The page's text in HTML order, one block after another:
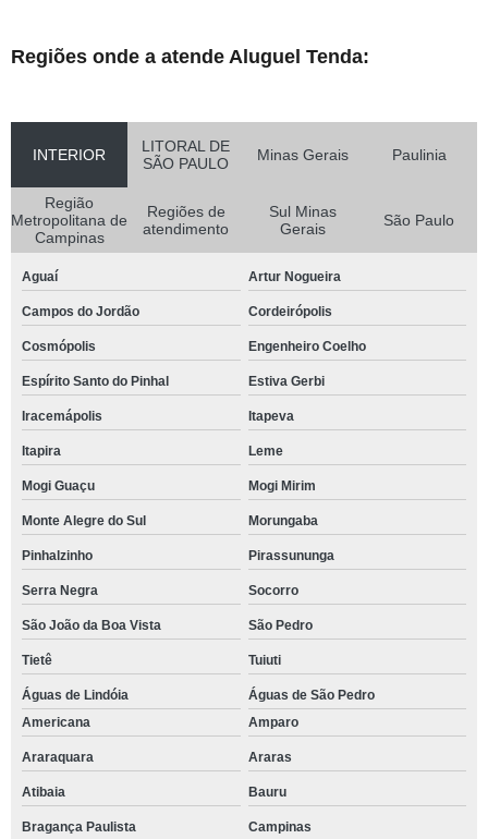
Regiões onde a atende Aluguel Tenda:
INTERIOR
LITORAL DE
SÃO PAULO
Minas Gerais Paulinia
Região
Metropolitana de
Campinas
Regiões de
atendimento
Sul Minas
Gerais
São Paulo
Aguaí Artur Nogueira
Campos do Jordão Cordeirópolis
Cosmópolis Engenheiro Coelho
Espírito Santo do Pinhal Estiva Gerbi
Iracemápolis Itapeva
Itapira Leme
Mogi Guaçu Mogi Mirim
Monte Alegre do Sul Morungaba
Pinhalzinho Pirassununga
Serra Negra Socorro
São João da Boa Vista São Pedro
Tietê Tuiuti
Águas de Lindóia
Águas de São Pedro
Americana
Amparo
Araraquara Araras
Atibaia Bauru
Bragança Paulista Campinas